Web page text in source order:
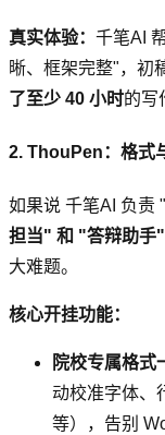
真实体验： 千笔AI
晰、框架完整"，初
了至少 40 小时的写
2. ThouPen：格
如果说 千笔AI 负责
担当" 和 "答辩助手"
大难题。
核心开挂功能：
院校专属格式
动校准字体、
等），告别